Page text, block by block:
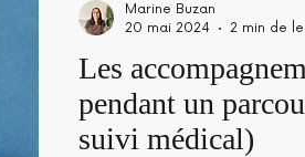
Les
pendant un
suivi médical)
Marine Buzan
20 mai 2024
2 min de